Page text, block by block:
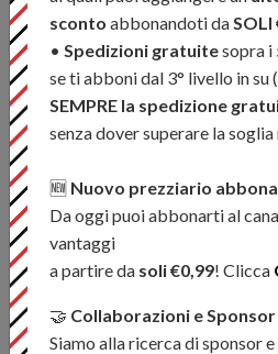
€ 59,99
ESAURITO
sconto abbonandoti da SOLI
• Spedizioni gratuitesopra i
se ti abboni dal 3° livello in su
SEMPRE la spedizione
senza dover superare la
🆕 Nuovo prezziario
Da oggi puoi abbonarti al
vantaggi
a partire da soli €0,99! Clicca
🤝 Collaborazioni e Sponsor
Siamo alla ricerca di sponsor